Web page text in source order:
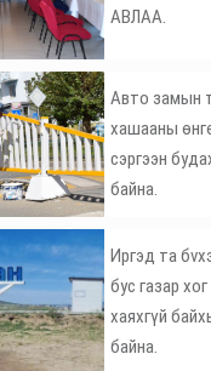
АВЛАА.
Авто замын
хашааны
сэргээн
байна.
Иргэд та
бус газар
хаяхгүй
байна.